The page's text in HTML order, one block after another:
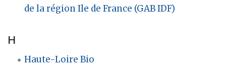
de la région Ile de France (GAB IDF)
H
Haute-Loire Bio